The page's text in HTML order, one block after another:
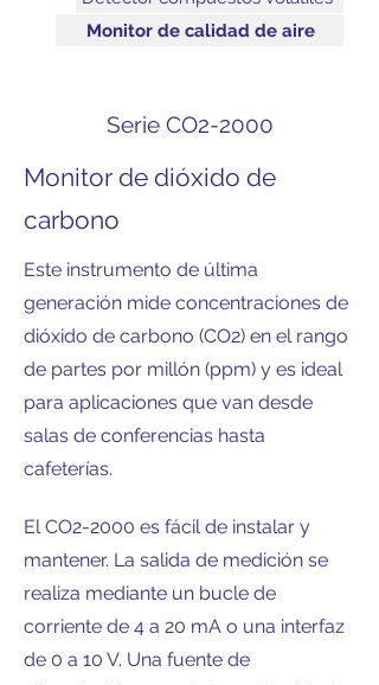
Monitor de calidad de aire
Serie CO2-2000
Monitor de dióxido de
carbono
Este instrumento de última
generación mide concentraciones de
dióxido de carbono (CO2) en el rango
de partes por millón (ppm) y es ideal
para aplicaciones que van desde
salas de conferencias hasta
cafeterías.
El CO2-2000 es fácil de instalar y
mantener. La salida de medición se
realiza mediante un bucle de
corriente de 4 a 20 mA o una interfaz
de 0 a 10 V. Una fuente de